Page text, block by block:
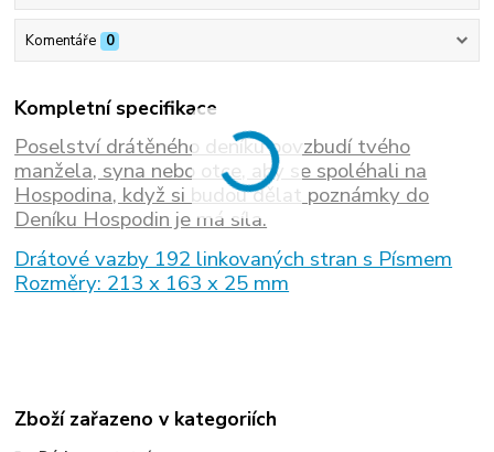
Komentáře 0
Kompletní specifikace
Poselství drátěného deníku povzbudí tvého
manžela, syna nebo otce, aby se spoléhali na
Hospodina, když si budou dělat poznámky do
Deníku Hospodin je má síla.
Drátové vazby 192 linkovaných stran s Písmem
Rozměry: 213 x 163 x 25 mm
Zboží zařazeno v kategoriích